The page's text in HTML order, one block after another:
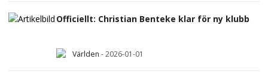
Officiellt: Christian Benteke klar för ny klubb
Världen -2026-01-01